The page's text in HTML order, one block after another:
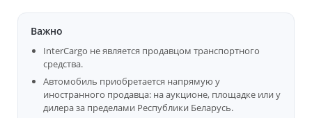
Важно
InterCargo не является продавцом транспортного
средства.
Автомобиль приобретается напрямую у
иностранного продавца: на аукционе, площадке или у
дилера за пределами Республики Беларусь.